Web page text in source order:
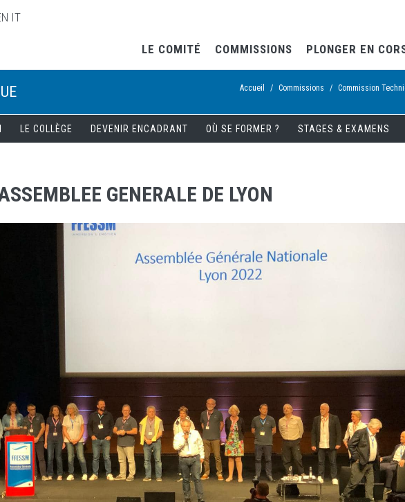
IT
LE COMITÉ COMMISSIONS PLONGER EN
Accueil / Commissions / Commission
LE COLLÈGE DEVENIR ENCADRANT OÙ SE FORMER ? STAGES & EXAMENS
GENERALE DE LYON